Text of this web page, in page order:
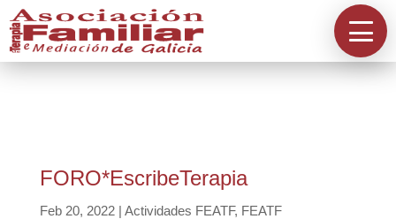
FORO*EscribeTerapia
Feb 20, 2022| Actividades FEATF, FEATF